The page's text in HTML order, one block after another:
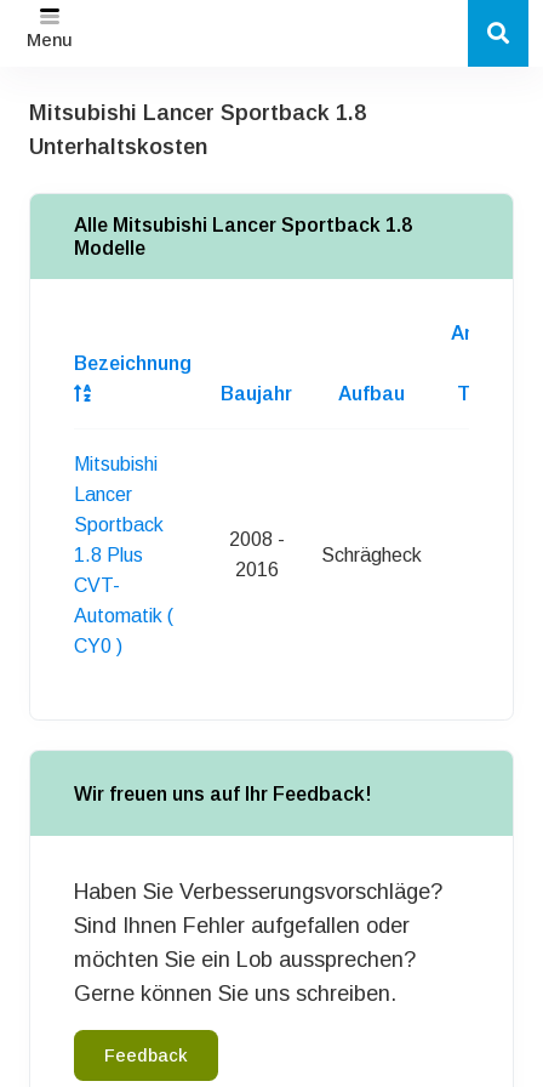
Menu
Mitsubishi Lancer Sportback 1.8
Unterhaltskosten
Alle Mitsubishi Lancer Sportback 1.8
Modelle
Bezeichnung
Baujahr
Aufbau
Anzahl
Turen
Mitsubishi
Lancer
Sportback
1.8 Plus
CVT-
Automatik (
CY0 )
2008 -
2016
Schrägheck
Wir freuen uns auf Ihr Feedback!
Haben Sie Verbesserungsvorschläge?
Sind Ihnen Fehler aufgefallen oder
möchten Sie ein Lob aussprechen?
Gerne können Sie uns schreiben.
Feedback